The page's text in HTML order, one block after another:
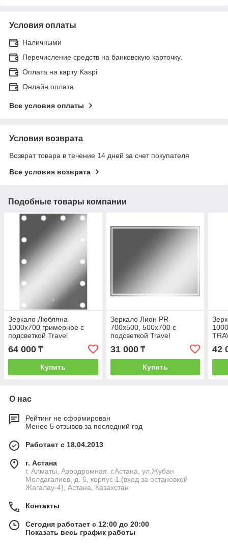
Условия оплаты
Наличными
Перечисление средств на банковскую карточку.
Оплата на карту Kaspi
Онлайн оплата
Все условия оплаты
Условия возврата
Возврат товара в течение 14 дней за счет покупателя
Все условия возврата
Подобные товары компании
Зеркало Любляна
1000x700 гримерное с
подсветкой Travel
64 000 ₸
Купить
Зеркало Лион PR
700х500, 500х700 с
подсветкой Travel
31 000₸
Купить
42
О нас
Рейтинг не сформирован
Менее 5 отзывов за последний год
Работает с 18.04.2013
г. Астана
г. Алматы, Аэродромная. г.Астана, ул.Жубан
Молдагалиев, д. 6, корпус 1.(вход за остановкой
Жагалау-4), Астана, Казахстан
Контакты
Сегодня работает с 12:00 до 20:00
Показать весь график работы